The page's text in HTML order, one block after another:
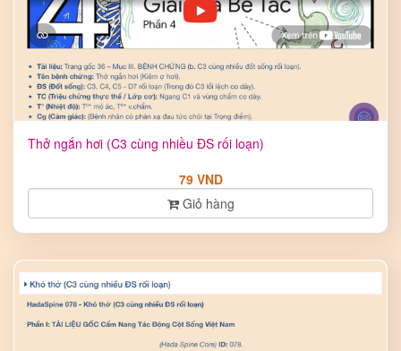
Thở ngắn hơi (C3 cùng nhiều ĐS rối loạn)
79 VND
Giỏ hàng